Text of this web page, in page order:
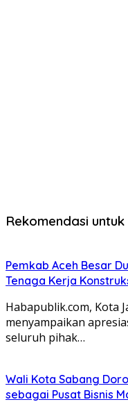
Rekomendasi untuk
Pemkab Aceh Besar
Tenaga Kerja
Habapublik.com, Kota
menyampaikan
seluruh pihak…
Wali Kota Sabang
sebagai Pusat Bisnis